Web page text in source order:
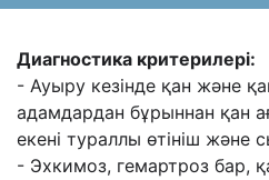
Диагностика критерилері:
- Ауыру кезінде қан жəне
адамдардан бұрыннан қан
екені тураллы өтініш
- Эхкимоз, гемартроз бар,